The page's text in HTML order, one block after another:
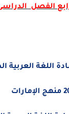
الفصل
اللغة العربية